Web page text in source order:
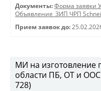
Документы: Форма заявки
Объявление_ЗИП ЧРП
Прием заявок до:
МИ на изготовление
области ПБ, ОТ и ООС
728)